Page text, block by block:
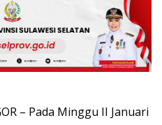
– Pada Minggu II Januari